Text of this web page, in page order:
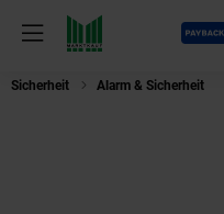
Menü
Payback
Sicherheit Alarm & Sicherheit